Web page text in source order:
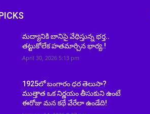
మద్యానికి బానిసై వేధిస్తున్న భర్త..
తట్టుకోలేక హతమార్చిన భార్య.!
April 30, 2026 5:13 pm
1925లో బంగారం ధర తెలుసా?
ముత్తాత ఒక నిర్ణయం తీసుకుని ఉంటే
ఈరోజు మన కథే వేరేలా ఉండేది!